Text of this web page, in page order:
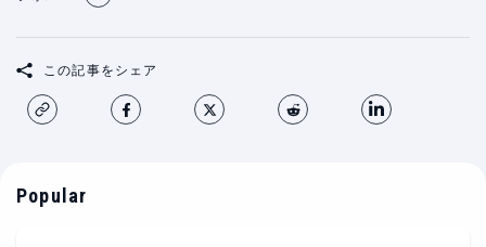
この記事をシェア
Popular